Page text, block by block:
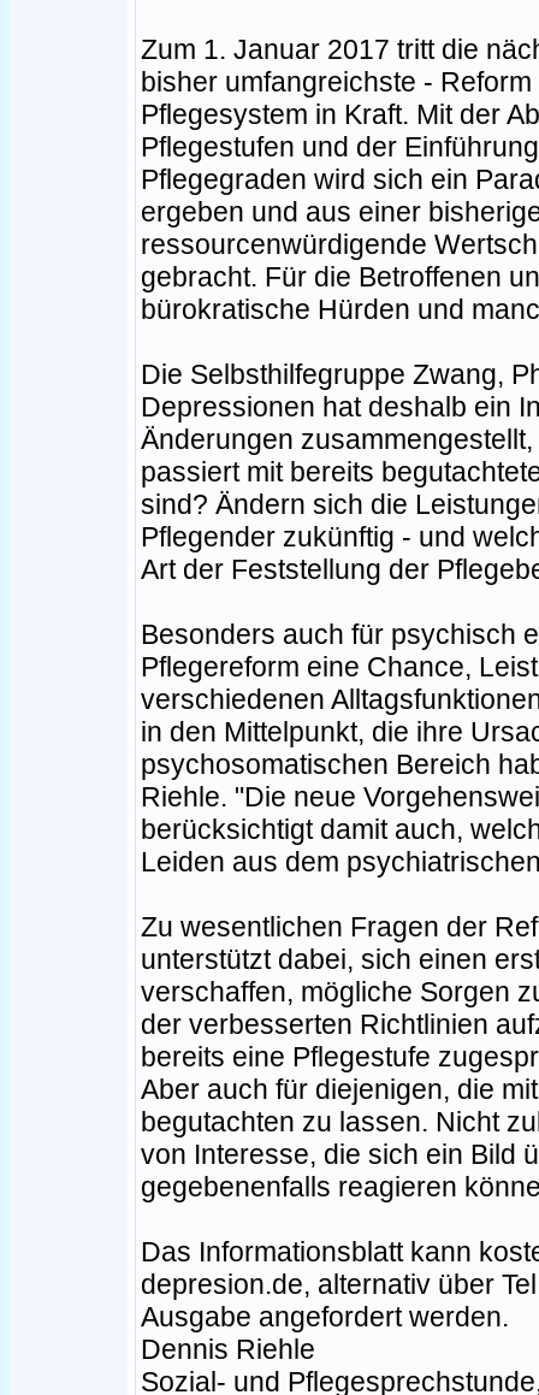
Zum 1. Januar 2017 tritt die
bisher umfangreichste - Reform
Pflegesystem in Kraft. Mit der
Pflegestufen und der
Pflegegraden wird sich ein
ergeben und aus einer
ressourcenwürdigende
gebracht. Für die Betroffenen
bürokratische Hürden und
Die Selbsthilfegruppe Zwang,
Depressionen hat deshalb ein
Änderungen
passiert mit bereits
sind? Ändern sich die
Pflegender zukünftig - und
Art der Feststellung der
Besonders auch für psychisch
Pflegereform eine Chance,
verschiedenen
in den Mittelpunkt, die ihre
psychosomatischen Bereich
Riehle. "Die neue
berücksichtigt damit auch,
Leiden aus dem
Zu wesentlichen Fragen der
unterstützt dabei, sich einen
verschaffen, mögliche Sorgen
der verbesserten Richtlinien
bereits eine Pflegestufe
Aber auch für diejenigen, die
begutachten zu lassen. Nicht
von Interesse, die sich ein Bild
gegebenenfalls reagieren
Das Informationsblatt kann
depresion.de, alternativ über
Ausgabe angefordert werden.
Dennis Riehle
Sozial- und